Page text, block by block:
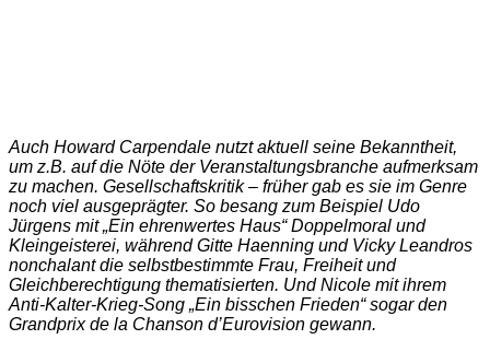
Auch Howard Carpendale nutzt aktuell seine Bekanntheit,
um z.B. auf die Nöte der Veranstaltungsbranche aufmerksam
zu machen. Gesellschaftskritik – früher gab es sie im Genre
noch viel ausgeprägter. So besang zum Beispiel Udo
Jürgens mit „Ein ehrenwertes Haus“ Doppelmoral und
Kleingeisterei, während Gitte Haenning und Vicky Leandros
nonchalant die selbstbestimmte Frau, Freiheit und
Gleichberechtigung thematisierten. Und Nicole mit ihrem
Anti-Kalter-Krieg-Song „Ein bisschen Frieden“ sogar den
Grandprix de la Chanson d’Eurovision gewann.